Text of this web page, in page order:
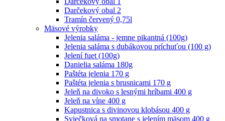
Darčekový obal 2
Tramín červený 0,75l
Mäsové výrobky
Jelenia saláma - jemne pikantná (100g)
Jelenia saláma s dubákovou príchuťou (100 g)
Jelení fuet (100g)
Danielia saláma 180g
Paštéta jelenia 170 g
Paštéta jelenia s brusnicami 170 g
Jeleň na divoko s lesnými hríbami 400 g
Jeleň na víne 400 g
Kapustnica s divinovou klobásou 400 g
Sviečková na smotane s jelením mäsom 400 g